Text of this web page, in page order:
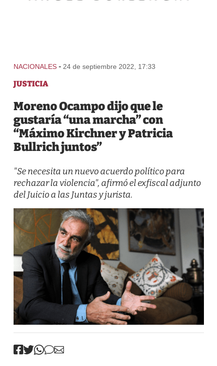
NACIONALES - 24 de septiembre 2022, 17:33
JUSTICIA
Moreno Ocampo dijo que le
gustaría “una marcha” con
“Máximo Kirchner y Patricia
Bullrich juntos”
"Se necesita un nuevo acuerdo político para
rechazar la violencia", afirmó el exfiscal adjunto
del Juicio a las Juntas y jurista.